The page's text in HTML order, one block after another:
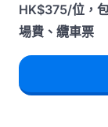
HK$375/位，
場費、纜車票